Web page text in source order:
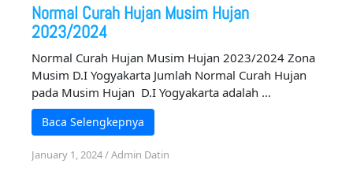
Normal Curah Hujan Musim Hujan
2023/2024
Normal Curah Hujan Musim Hujan 2023/2024 Zona
Musim D.I Yogyakarta Jumlah Normal Curah Hujan
pada Musim Hujan D.I Yogyakarta adalah …
Baca Selengkepnya
January 1, 2024/Admin Datin